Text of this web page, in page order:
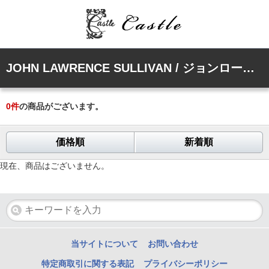
JOHN LAWRENCE SULLIVAN / ジョンローレンスサリバン
0件の商品がございます。
価格順 新着順
現在、商品はございません。
当サイトについて お問い合わせ
特定商取引に関する表記 プライバシーポリシー